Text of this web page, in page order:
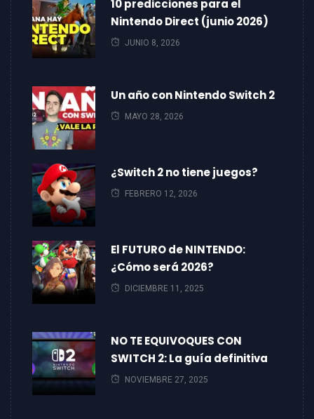
10 predicciones para el
Nintendo Direct (junio 2026)
JUNIO 8, 2026
Un año con Nintendo Switch 2
MAYO 28, 2026
¿Switch 2 no tiene juegos?
FEBRERO 12, 2026
El FUTURO de NINTENDO:
¿Cómo será 2026?
DICIEMBRE 11, 2025
NO TE EQUIVOQUES CON
SWITCH 2: La guía definitiva
NOVIEMBRE 27, 2025